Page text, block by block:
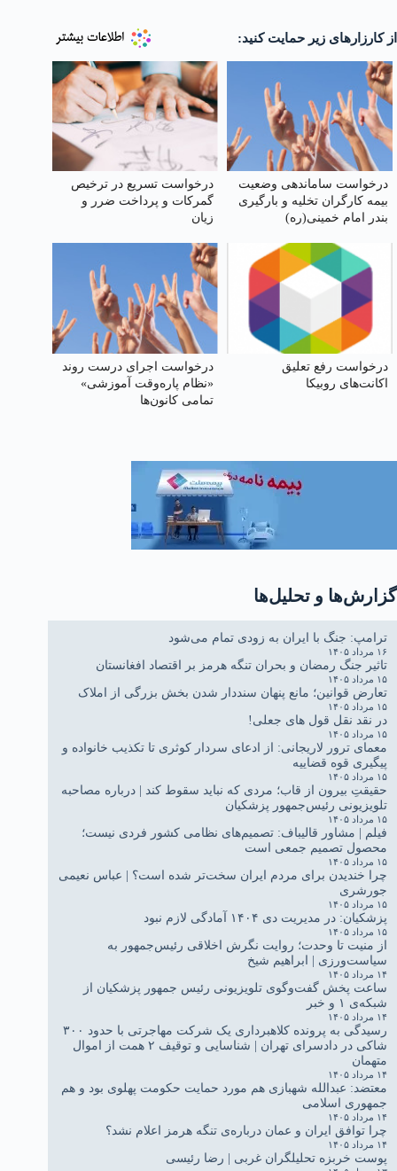
از کارزارهای زیر حمایت کنید:
درخواست ساماندهی وضعیت
بیمه کارگران تخلیه و بارگیری
بندر امام خمینی‌(ره)
درخواست تسریع در ترخیص
گمرکات و پرداخت ضرر و
زیان
درخواست رفع تعلیق
اکانت‌های روبیکا
درخواست اجرای درست روند
«نظام پاره‌وقت آموزشی»
تمامی کانون‌ها
گزارش‌ها و تحلیل‌ها
ترامپ: جنگ با ایران به زودی تمام می‌شود
۱۶ مرداد ۱۴۰۵
تاثیر جنگ رمضان و بحران تنگه هرمز بر اقتصاد افغانستان
۱۵ مرداد ۱۴۰۵
تعارض قوانین؛ مانع پنهان سنددار شدن بخش بزرگی از املاک
۱۵ مرداد ۱۴۰۵
در نقد نقل قول های جعلی!
۱۵ مرداد ۱۴۰۵
معمای ترور لاریجانی: از ادعای سردار کوثری تا تکذیب خانواده و
پیگیری قوه قضاییه
۱۵ مرداد ۱۴۰۵
حقیقتِ بیرون از قاب؛ مردی که نباید سقوط کند | درباره مصاحبه
تلویزیونی رئیس‌جمهور پزشکیان
۱۵ مرداد ۱۴۰۵
فیلم | مشاور قالیباف: تصمیم‌های نظامی کشور فردی نیست؛
محصول تصمیم جمعی است
۱۵ مرداد ۱۴۰۵
چرا خندیدن برای مردم ایران سخت‌تر شده است؟ | عباس نعیمی
جورشری
۱۵ مرداد ۱۴۰۵
پزشکیان: در مدیریت دی ۱۴۰۴ آمادگی لازم نبود
۱۵ مرداد ۱۴۰۵
از منیت تا وحدت؛ روایت نگرش اخلاقی رئیس‌جمهور به
سیاست‌ورزی | ابراهیم شیخ
۱۴ مرداد ۱۴۰۵
ساعت پخش گفت‌وگوی تلویزیونی رئیس جمهور پزشکیان از
شبکه‌ی ۱ و خبر
۱۴ مرداد ۱۴۰۵
رسیدگی به پرونده کلاهبرداری یک شرکت مهاجرتی با حدود ۳۰۰
شاکی در دادسرای تهران | شناسایی و توقیف ۲ همت از اموال
متهمان
۱۴ مرداد ۱۴۰۵
معتضد: عبدالله شهبازی هم مورد حمایت حکومت پهلوی بود و هم
جمهوری اسلامی
۱۴ مرداد ۱۴۰۵
چرا توافق ایران و عمان درباره‌ی تنگه هرمز اعلام نشد؟
۱۴ مرداد ۱۴۰۵
پوست خربزه تحلیلگران غربی | رضا رئیسی